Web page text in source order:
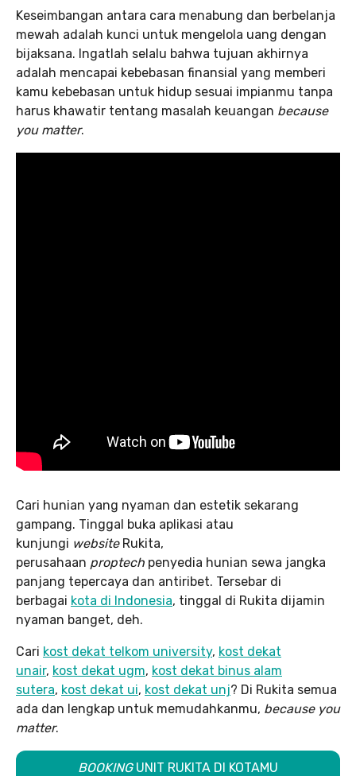
Keseimbangan antara cara menabung dan berbelanja
mewah adalah kunci untuk mengelola uang dengan
bijaksana. Ingatlah selalu bahwa tujuan akhirnya
adalah mencapai kebebasan finansial yang memberi
kamu kebebasan untuk hidup sesuai impianmu tanpa
harus khawatir tentang masalah keuangan because
you matter.
Cari hunian yang nyaman dan estetik sekarang
gampang. Tinggal buka aplikasi atau
kunjungi websiteRukita,
perusahaan proptech penyedia hunian sewa jangka
panjang tepercaya dan antiribet. Tersebar di
berbagai kota di Indonesia, tinggal di Rukita dijamin
nyaman banget, deh.
Cari kost dekat telkom university, kost dekat
unair, kost dekat ugm, kost dekat binus alam
sutera, kost dekat ui, kost dekat unj? Di Rukita semua
ada dan lengkap untuk memudahkanmu, because you
matter.
BOOKINGUNIT RUKITA DI KOTAMU